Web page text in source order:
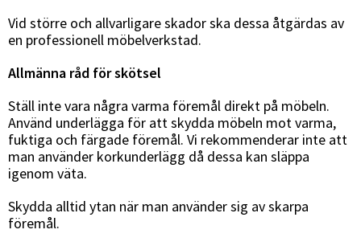
Vid större och allvarligare skador ska dessa åtgärdas av
en professionell möbelverkstad.
Allmänna råd för skötsel
Ställ inte vara några varma föremål direkt på möbeln.
Använd underlägga för att skydda möbeln mot varma,
fuktiga och färgade föremål. Vi rekommenderar inte att
man använder korkunderlägg då dessa kan släppa
igenom väta.
Skydda alltid ytan när man använder sig av skarpa
föremål.